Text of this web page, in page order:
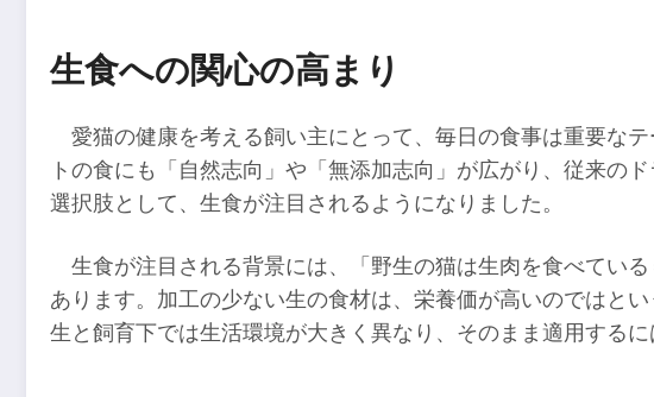
生食への関心の高まり
愛猫の健康を考える飼い主にとって、毎日の食事は重要な
トの食にも「自然志向」や「無添加志向」が広がり、従来の
選択肢として、生食が注目されるようになりました。
生食が注目される背景には、「野生の猫は生肉を食べてい
あります。加工の少ない生の食材は、栄養価が高いのではと
生と飼育下では生活環境が大きく異なり、そのまま適用するに